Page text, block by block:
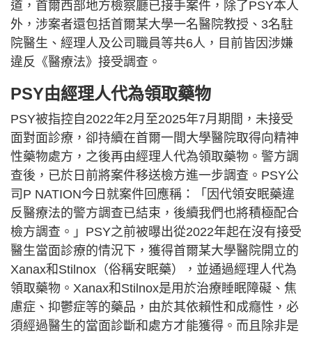
道，首爾西部地方檢察廳已接手案件，除了PSY本人
外，涉案者還包括首爾某大學一名醫院教授、3名駐
院醫生、經理人及公司職員等共6人，目前皆因涉嫌
違反《醫療法》接受調查。
PSY由經理人代為領取藥物
PSY被指控自2022年2月至2025年7月期間，未接受
面對面診療，卻持續在首爾一間大學醫院取得向精神
性藥物處方，之後再由經理人代為領取藥物。警方調
查後，已於日前將案件移送檢方進一步調查。PSY公
司P NATION今日就案件回應稱：「因代領安眠藥違
反醫療法的警方調查已結束，後續我們也將積極配合
檢方調查。」PSY之前被曝出從2022年起在沒有接受
醫生當面診療的情況下，獲得首爾某大學醫院開立的
Xanax和Stilnox（俗稱安眠藥），並通過經理人代為
領取藥物。Xanax和Stilnox是用於治療睡眠障礙、焦
慮症、抑鬱症等的藥品，由於其依賴性和成癮性，必
須經過醫生的當面診斷和處方才能獲得。而且除非是